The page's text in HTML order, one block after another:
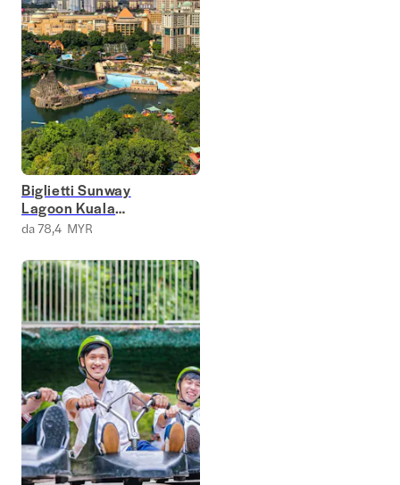
Biglietti Sunway
Lagoon Kuala
Lumpur
da 78,4 MYR